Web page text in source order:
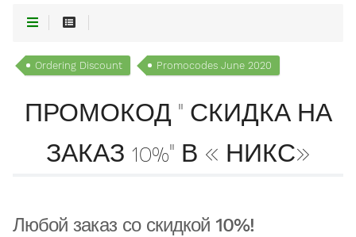
Ordering Discount Promocodes June 2020
ПРОМОКОД " СКИДКА НА
ЗАКАЗ 10%" В « НИКС»
Любой заказ со скидкой 10%!